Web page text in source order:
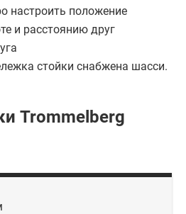
настроить положение
и расстоянию друг
стойки снабжена шасси.
Trommelberg